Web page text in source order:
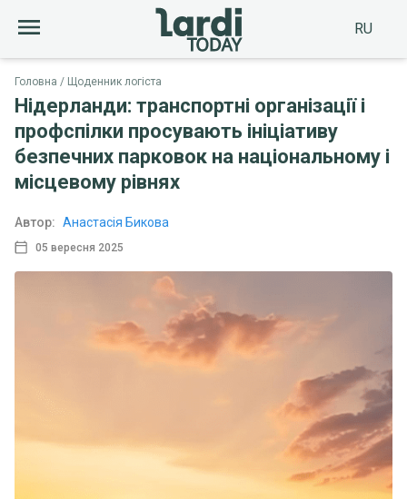
RU
Головна Щоденник логіста
Нідерланди: транспортні організації і
профспілки просувають ініціативу
безпечних парковок на національному і
місцевому рівнях
05 вересня 2025
Автор: Анастасія Бикова